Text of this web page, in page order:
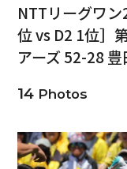
NTTリーグワ
位 vs D2 1位］
アーズ 52-28 豊
14Photos